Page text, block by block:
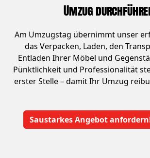
Umzug
Am Umzugstag übernimmt unser
das Verpacken, Laden, den
Entladen Ihrer Möbel und
Pünktlichkeit und Professionalität
erster Stelle – damit Ihr Umzug
Saustarkes Angebot